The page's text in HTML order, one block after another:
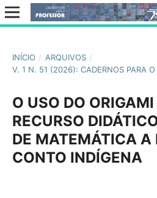
INÍCIO / ARQUIVOS /
V. 1 N. 51 (2026): CADERNOS PARA O
O USO DO
RECURSO
DE MATEMÁTICA A
CONTO INDÍGENA